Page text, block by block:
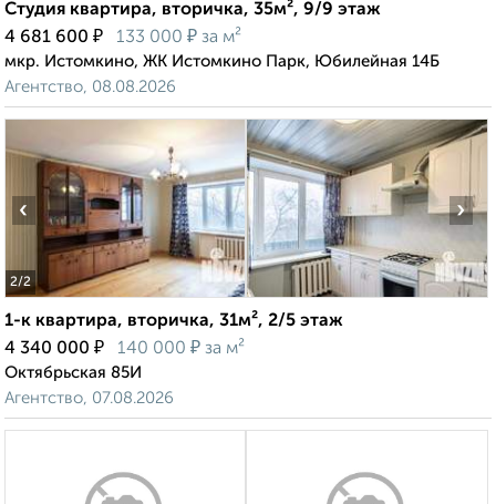
Студия квартира, вторичка, 35м², 9/9 этаж
4 681 600 ₽ 133 000 ₽ за м²
мкр. Истомкино, ЖК Истомкино Парк, Юбилейная 14Б
Агентство, 08.08.2026
2/2
‹ ›
1-к квартира, вторичка, 31м², 2/5 этаж
4 340 000 ₽ 140 000 ₽ за м²
Октябрьская 85И
Агентство, 07.08.2026